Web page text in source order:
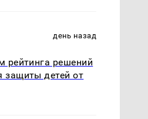
день назад
рейтинга решений
защиты детей от